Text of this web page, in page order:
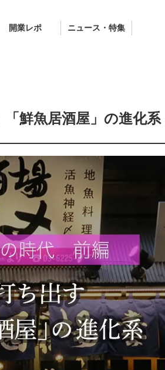
開業レポ ニュース・特集
鮮魚居酒屋」の進化系